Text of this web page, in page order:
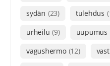
sydän (23) tulehdus
urheilu (9) uupumus
vagushermo (12)